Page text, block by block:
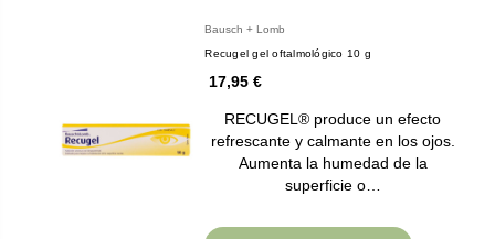
Bausch + Lomb
Recugel gel oftalmológico 10 g
17,95 €
RECUGEL® produce un efecto
refrescante y calmante en los ojos.
Aumenta la humedad de la
superficie o…